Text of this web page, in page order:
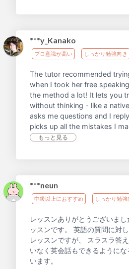
***y_Kanako
プロ意識が高い しっかり勉強向き
The tutor recommended
when I took her free
the method a lot! It lets you
without thinking - like a
asks me questions and I
picks up all the mistakes I
もっと見る
***neun
中級以上におすすめ しっかり勉強
レッスンありがとうございま
ッスンです。 英語の質問に対
レッスンですが、 スラスラ答
いなく英会話もできるように
います。